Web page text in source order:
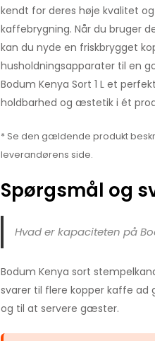
kendt for deres høje kvalitet
kaffebrygning. Når du bruger
kan du nyde en friskbrygget
husholdningsapparater til en
Bodum Kenya Sort 1 L et
holdbarhed og æstetik i ét
* Se den gældende produkt
leverandørens side.
Spørgsmål og
Hvad er kapaciteten på
Bodum Kenya sort
svarer til flere kopper kaffe ad
og til at servere gæster.